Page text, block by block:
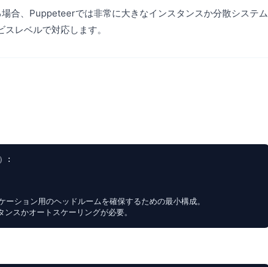
合、Puppeteerでは非常に大きなインスタンスか分散システム
レベルで対応します。
:
ション用のヘッドルームを確保するための最小構成。